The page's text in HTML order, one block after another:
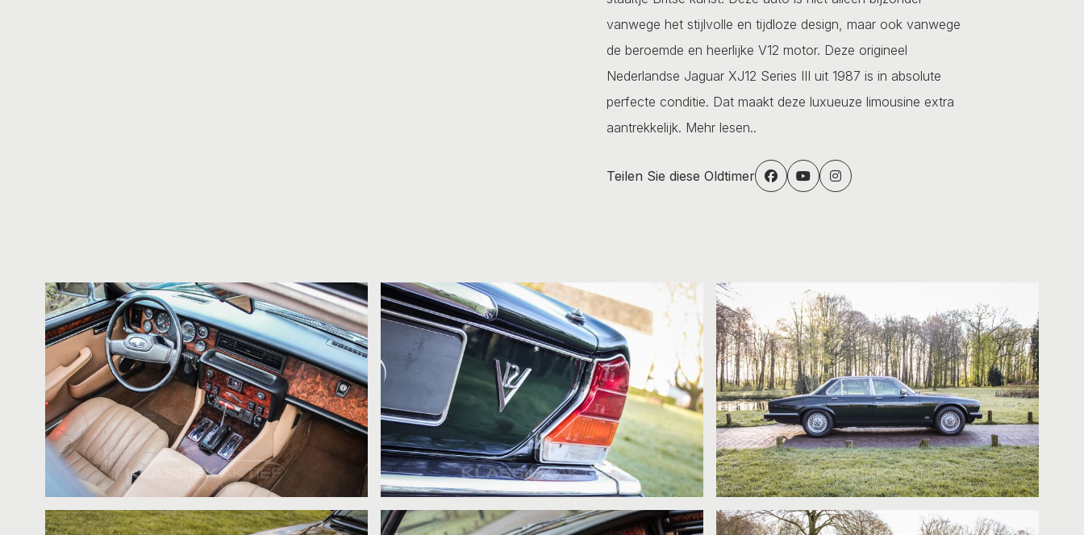
vanwege het stijlvolle en tijdloze design, maar ook vanwege
de beroemde en heerlijke V12 motor. Deze origineel
Nederlandse Jaguar XJ12 Series III uit 1987 is in absolute
perfecte conditie. Dat maakt deze luxueuze limousine extra
aantrekkelijk. Mehr lesen..
Teilen Sie diese Oldtimer